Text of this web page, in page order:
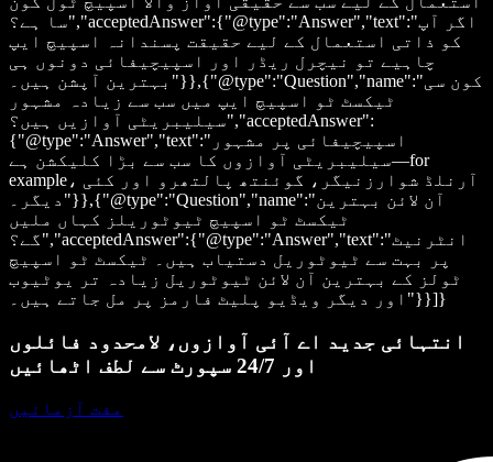
سا ہے؟","acceptedAnswer":{"@type":"Answer","text":"اگر آپ
کو ذاتی استعمال کے لیے حقیقت پسندانہ اسپیچ ایپ
چاہیے تو نیچرل ریڈر اور اسپیچیفائی دونوں ہی
بہترین آپشن ہیں۔"}},{"@type":"Question","name":"کون سی
ٹیکسٹ ٹو اسپیچ ایپ میں سب سے زیادہ مشہور
سیلیبریٹی آوازیں ہیں؟","acceptedAnswer":
{"@type":"Answer","text":"اسپیچیفائی پر مشہور
سیلیبریٹی آوازوں کا سب سے بڑا کلیکشن ہے—for
example، آرنلڈ شوارزنیگر، گوئنتھ پالتھرو اور کئی
دیگر۔"}},{"@type":"Question","name":"آن لائن بہترین
ٹیکسٹ ٹو اسپیچ ٹیوٹوریلز کہاں ملیں
گے؟","acceptedAnswer":{"@type":"Answer","text":"انٹرنیٹ
پر بہت سے ٹیوٹوریل دستیاب ہیں۔ ٹیکسٹ ٹو اسپیچ
ٹولز کے بہترین آن لائن ٹیوٹوریل زیادہ تر یوٹیوب
اور دیگر ویڈیو پلیٹ فارمز پر مل جاتے ہیں۔"}}]}
انتہائی جدید اے آئی آوازوں، لامحدود فائلوں
اور 24/7 سپورٹ سے لطف اٹھائیں
مفت آزمائیں